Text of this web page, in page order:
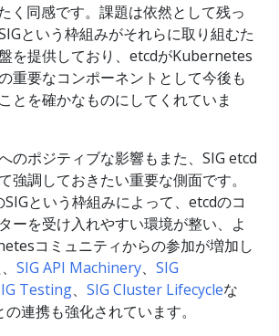
く同感です。課題は依然として残っ
という枠組みがそれらに取り組むた
を提供しており、etcdがKubernetes
重要なコンポーネントとして今後も
とを確かなものにしてくれていま
のポジティブな影響もまた、SIG etcd
強調しておきたい重要な側面です。
という枠組みによって、etcdのコ
ーを受け入れやすい環境が整い、よ
コミュニティからの参加が増加し
SIG API Machinery、 SIG
Testing、 SIG Cluster Lifecycleな
の連携も強化されています。